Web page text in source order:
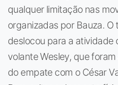
qualquer limitação nas
organizadas por Bauza.
deslocou para a atividade
volante Wesley, que
do empate com o César